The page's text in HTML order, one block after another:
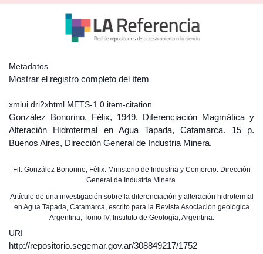
Metadatos
Mostrar el registro completo del ítem
xmlui.dri2xhtml.METS-1.0.item-citation
González Bonorino, Félix, 1949. Diferenciación Magmática y
Alteración Hidrotermal en Agua Tapada, Catamarca. 15 p.
Buenos Aires, Dirección General de Industria Minera.
Fil: González Bonorino, Félix. Ministerio de Industria y Comercio. Dirección
General de Industria Minera.
Artículo de una investigación sobre la diferenciación y alteración hidrotermal
en Agua Tapada, Catamarca, escrito para la Revista Asociación geológica
Argentina, Tomo IV, Instituto de Geología, Argentina.
URI
http://repositorio.segemar.gov.ar/308849217/1752